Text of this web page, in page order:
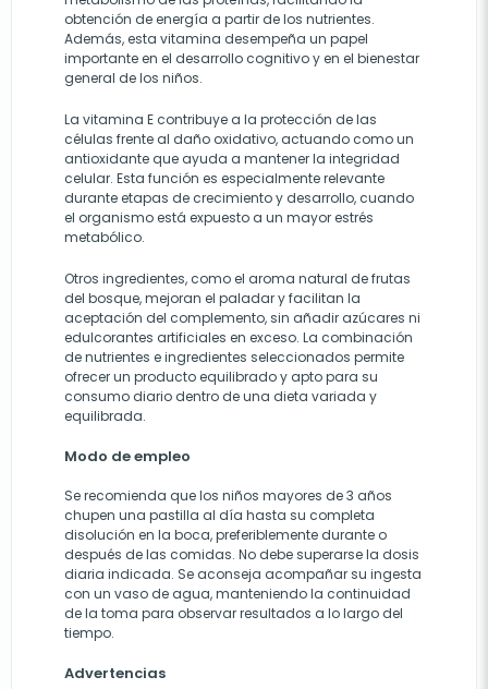
obtención de energía a partir de los nutrientes.
Además, esta vitamina desempeña un papel
importante en el desarrollo cognitivo y en el bienestar
general de los niños.
La vitamina E contribuye a la protección de las
células frente al daño oxidativo, actuando como un
antioxidante que ayuda a mantener la integridad
celular. Esta función es especialmente relevante
durante etapas de crecimiento y desarrollo, cuando
el organismo está expuesto a un mayor estrés
metabólico.
Otros ingredientes, como el aroma natural de frutas
del bosque, mejoran el paladar y facilitan la
aceptación del complemento, sin añadir azúcares ni
edulcorantes artificiales en exceso. La combinación
de nutrientes e ingredientes seleccionados permite
ofrecer un producto equilibrado y apto para su
consumo diario dentro de una dieta variada y
equilibrada.
Modo de empleo
Se recomienda que los niños mayores de 3 años
chupen una pastilla al día hasta su completa
disolución en la boca, preferiblemente durante o
después de las comidas. No debe superarse la dosis
diaria indicada. Se aconseja acompañar su ingesta
con un vaso de agua, manteniendo la continuidad
de la toma para observar resultados a lo largo del
tiempo.
Advertencias